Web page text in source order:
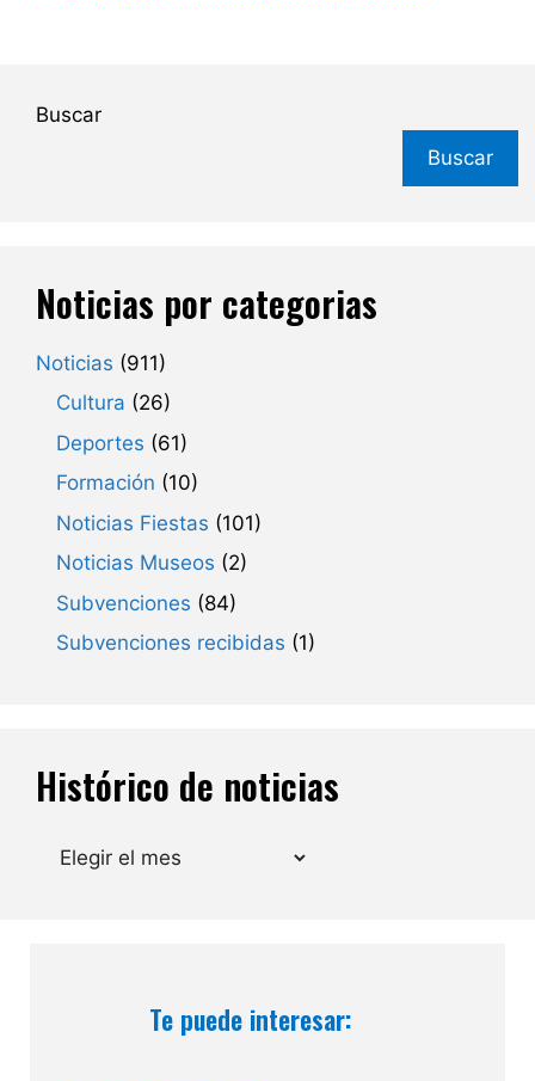
Buscar
Buscar
Noticias por categorias
Noticias (911)
Cultura (26)
Deportes (61)
Formación (10)
Noticias Fiestas (101)
Noticias Museos (2)
Subvenciones (84)
Subvenciones recibidas (1)
Histórico de noticias
Archivos
Te puede interesar: